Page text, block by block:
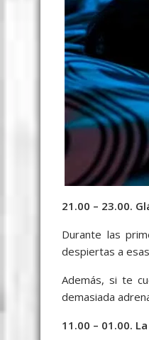
21.00 – 23.00.
Durante las
despiertas a
Además, si te
demasiada
11.00 – 01.00.